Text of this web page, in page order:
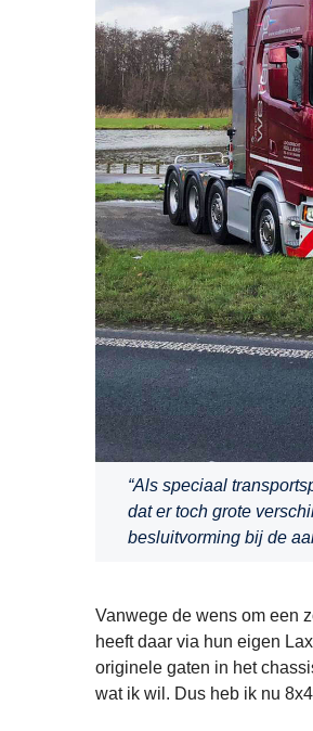
“Als speciaal
dat er toch grote
besluitvorming bij de
Vanwege de wens om een
heeft daar via hun eigen
originele gaten in het
wat ik wil. Dus heb ik nu